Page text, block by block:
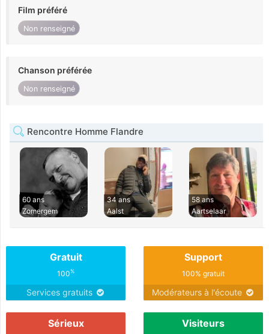
Film préféré
Non renseigné
Chanson préférée
Non renseigné
Rencontre Homme Flandre
60 ans
Zomergem
34 ans
Aalst
58 ans
Aartselaar
Gratuit
100%
Services gratuits
Support
100% gratuit
Modérateurs à l'écoute
Sérieux Visiteurs